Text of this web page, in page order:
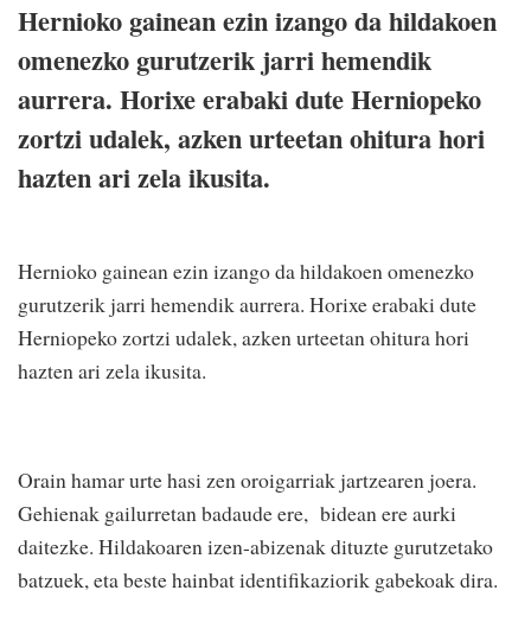
Hernioko gainean ezin izango da hildakoen
omenezko gurutzerik jarri hemendik
aurrera. Horixe erabaki dute Herniopeko
zortzi udalek, azken urteetan ohitura hori
hazten ari zela ikusita.
Hernioko gainean ezin izango da hildakoen omenezko
gurutzerik jarri hemendik aurrera. Horixe erabaki dute
Herniopeko zortzi udalek, azken urteetan ohitura hori
hazten ari zela ikusita.
Orain hamar urte hasi zen oroigarriak jartzearen joera.
Gehienak gailurretan badaude ere, bidean ere aurki
daitezke. Hildakoaren izen-abizenak dituzte gurutzetako
batzuek, eta beste hainbat identifikaziorik gabekoak dira.